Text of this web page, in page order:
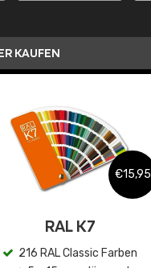
KAUFEN
€15,95
RAL K7
216 RAL Classic Farben